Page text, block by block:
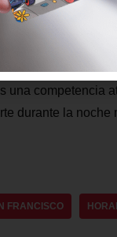
máquinas ATM
una competencia
durante la
FRANCISCO